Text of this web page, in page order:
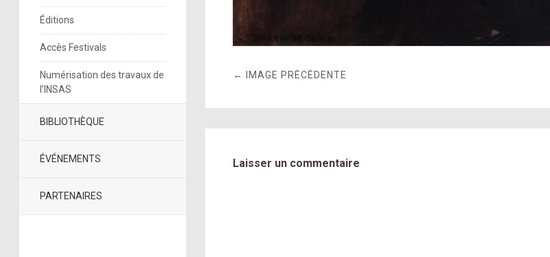
Éditions
Accès Festivals
Numérisation des travaux de
l’INSAS
BIBLIOTHÈQUE
ÉVÉNEMENTS
PARTENAIRES
← IMAGE PRÉCÉDENTE
Laisser un commentaire